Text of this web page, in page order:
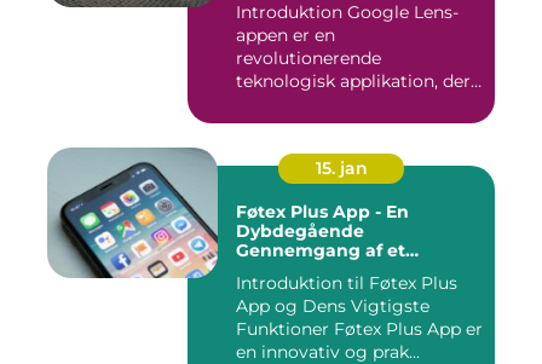
Introduktion Google Lens-
appen er en
revolutionerende
teknologisk applikation, der
15. jan
Føtex Plus App - En
Dybdegående
Gennemgang af et
Indkøbsoplevelse
Introduktion til Føtex Plus
App og Dens Vigtigste
Funktioner Føtex Plus App er
en innovativ og prak...